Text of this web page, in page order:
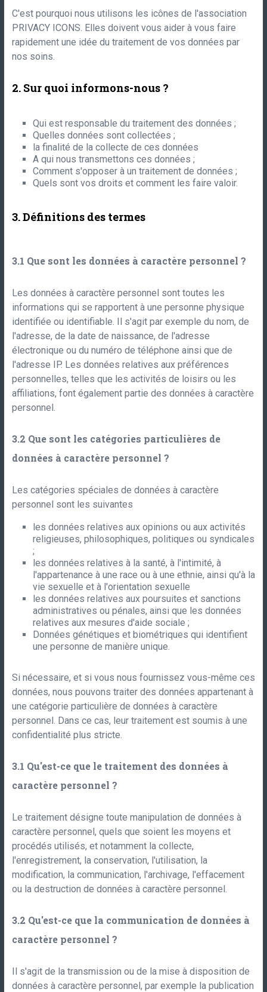
C'est pourquoi nous utilisons les icônes de l'association
PRIVACY ICONS. Elles doivent vous aider à vous faire
rapidement une idée du traitement de vos données par
nos soins.
Sur quoi informons-nous ?
Qui est responsable du traitement des données ;
Quelles données sont collectées ;
la finalité de la collecte de ces données
A qui nous transmettons ces données ;
Comment s'opposer à un traitement de données ;
Quels sont vos droits et comment les faire valoir.
Définitions des termes
Que sont les données à caractère personnel ?
Les données à caractère personnel sont toutes les
informations qui se rapportent à une personne physique
identifiée ou identifiable. Il s'agit par exemple du nom, de
l'adresse, de la date de naissance, de l'adresse
électronique ou du numéro de téléphone ainsi que de
l'adresse IP. Les données relatives aux préférences
personnelles, telles que les activités de loisirs ou les
affiliations, font également partie des données à caractère
personnel.
Que sont les catégories particulières de
données à caractère personnel ?
Les catégories spéciales de données à caractère
personnel sont les suivantes
les données relatives aux opinions ou aux activités
religieuses, philosophiques, politiques ou syndicales
;
les données relatives à la santé, à l'intimité, à
l'appartenance à une race ou à une ethnie, ainsi qu'à la
vie sexuelle et à l'orientation sexuelle
les données relatives aux poursuites et sanctions
administratives ou pénales, ainsi que les données
relatives aux mesures d'aide sociale ;
Données génétiques et biométriques qui identifient
une personne de manière unique.
Si nécessaire, et si vous nous fournissez vous-même ces
données, nous pouvons traiter des données appartenant à
une catégorie particulière de données à caractère
personnel. Dans ce cas, leur traitement est soumis à une
confidentialité plus stricte.
Qu'est-ce que le traitement des données à
caractère personnel ?
Le traitement désigne toute manipulation de données à
caractère personnel, quels que soient les moyens et
procédés utilisés, et notamment la collecte,
l'enregistrement, la conservation, l'utilisation, la
modification, la communication, l'archivage, l'effacement
ou la destruction de données à caractère personnel.
Qu'est-ce que la communication de données à
caractère personnel ?
Il s'agit de la transmission ou de la mise à disposition de
données à caractère personnel, par exemple la publication